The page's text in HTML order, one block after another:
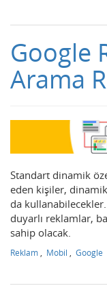
Google
Arama
Standart dinamik
eden kişiler,
da
duyarlı reklamlar,
sahip olacak.
Reklam , Mobil , Google